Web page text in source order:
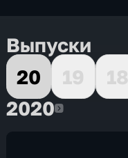
Выпуски
20
19 18
20202020